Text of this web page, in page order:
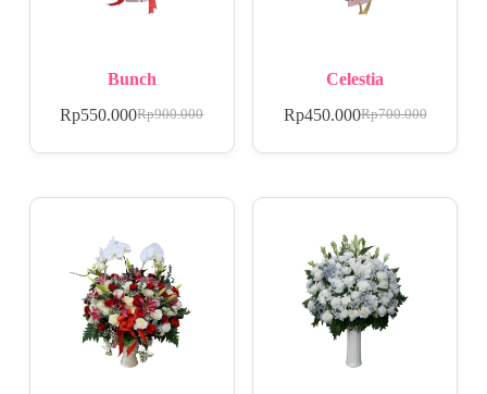
Bunch
Rp900.000
Rp550.000
Celestia
Rp700.000
Rp450.000